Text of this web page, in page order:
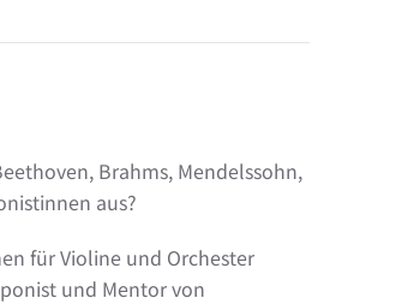
Brahms, Mendelssohn,
aus?
für Violine und Orchester
und Mentor von